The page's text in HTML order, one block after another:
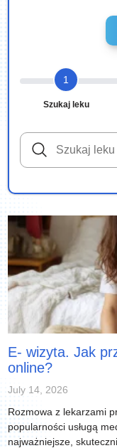
1
Szukaj leku
E- wizyta. Jak
online?
July 14, 2026
Rozmowa z lekarzami
popularności usługą
najważniejsze,